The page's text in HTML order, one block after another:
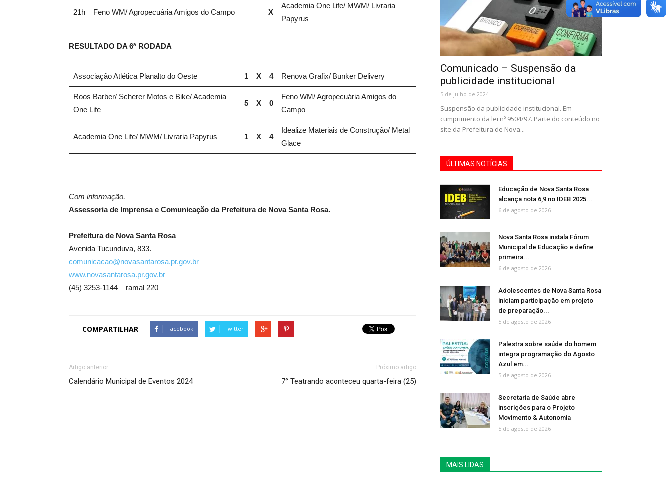
21h Feno WM/ Agropecuária Amigos do Campo X
Academia One Life/ MWM/ Livraria
Papyrus
RESULTADO DA 6ª RODADA
Associação Atlética Planalto do Oeste 1 X 4 Renova Grafix/ Bunker Delivery
Roos Barber/ Scherer Motos e Bike/ Academia
One Life
5 X 0
Feno WM/ Agropecuária Amigos do
Campo
Academia One Life/ MWM/ Livraria Papyrus 1 X 4
Idealize Materiais de Construção/ Metal
Glace
–
Com informação,
Assessoria de Imprensa e Comunicação da Prefeitura de Nova Santa Rosa.
Prefeitura de Nova Santa Rosa
Avenida Tucunduva, 833.
comunicacao@novasantarosa.pr.gov.br
www.novasantarosa.pr.gov.br
(45) 3253-1144 – ramal 220
COMPARTILHAR Facebook Twitter
Artigo anterior
Calendário Municipal de Eventos 2024
Próximo artigo
7° Teatrando aconteceu quarta-feira (25)
Comunicado – Suspensão da
publicidade institucional
5 de julho de 2024
Suspensão da publicidade institucional. Em
cumprimento da lei nº 9504/97. Parte do conteúdo no
site da Prefeitura de Nova...
ÚLTIMAS NOTÍCIAS
Educação de Nova Santa Rosa
alcança nota 6,9 no IDEB 2025...
6 de agosto de 2026
Nova Santa Rosa instala Fórum
Municipal de Educação e define
primeira...
6 de agosto de 2026
Adolescentes de Nova Santa Rosa
iniciam participação em projeto
de preparação...
5 de agosto de 2026
Palestra sobre saúde do homem
integra programação do Agosto
Azul em...
5 de agosto de 2026
Secretaria de Saúde abre
inscrições para o Projeto
Movimento & Autonomia
5 de agosto de 2026
MAIS LIDAS